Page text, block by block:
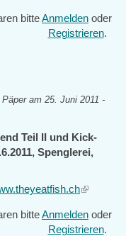
bitteAnmelden oder
Registrieren.
Päperam 25. Juni 2011 -
Teil II und Kick-
Spenglerei,
(link
external)
bitteAnmelden oder
Registrieren.